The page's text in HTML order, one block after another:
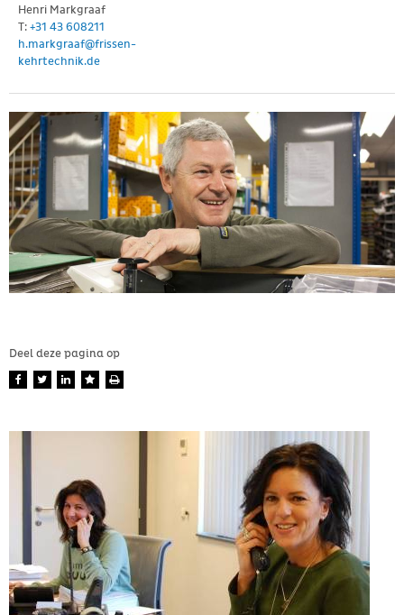
Henri Markgraaf
T: +31 43 608211
h.markgraaf@frissen-
kehrtechnik.de
Deel deze pagina op